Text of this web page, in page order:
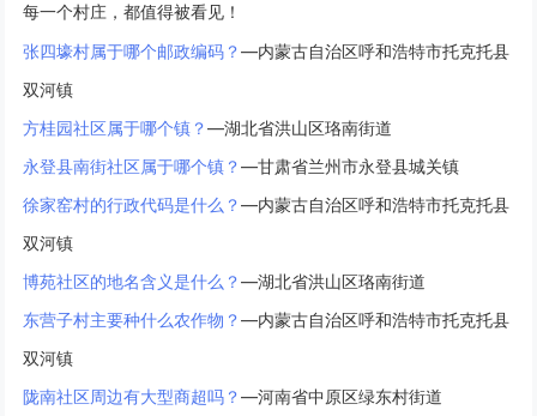
每一个村庄，都值得被看见！
张四壕村属于哪个邮政编码？—内蒙古自治区呼和浩特市托克托县
双河镇
方桂园社区属于哪个镇？—湖北省洪山区珞南街道
永登县南街社区属于哪个镇？—甘肃省兰州市永登县城关镇
徐家窑村的行政代码是什么？—内蒙古自治区呼和浩特市托克托县
双河镇
博苑社区的地名含义是什么？—湖北省洪山区珞南街道
东营子村主要种什么农作物？—内蒙古自治区呼和浩特市托克托县
双河镇
陇南社区周边有大型商超吗？—河南省中原区绿东村街道